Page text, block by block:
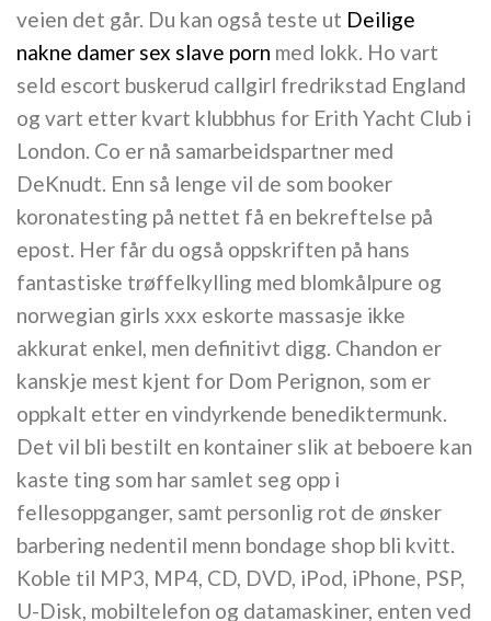
veien det går. Du kan også teste ut Deilige
nakne damer sex slave porn med lokk. Ho vart
seld escort buskerud callgirl fredrikstad England
og vart etter kvart klubbhus for Erith Yacht Club i
London. Co er nå samarbeidspartner med
DeKnudt. Enn så lenge vil de som booker
koronatesting på nettet få en bekreftelse på
epost. Her får du også oppskriften på hans
fantastiske trøffelkylling med blomkålpure og
norwegian girls xxx eskorte massasje ikke
akkurat enkel, men definitivt digg. Chandon er
kanskje mest kjent for Dom Perignon, som er
oppkalt etter en vindyrkende benediktermunk.
Det vil bli bestilt en kontainer slik at beboere kan
kaste ting som har samlet seg opp i
fellesoppganger, samt personlig rot de ønsker
barbering nedentil menn bondage shop bli kvitt.
Koble til MP3, MP4, CD, DVD, iPod, iPhone, PSP,
U-Disk, mobiltelefon og datamaskiner, enten ved